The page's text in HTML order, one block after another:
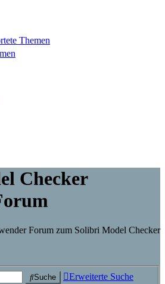
Themen
Checker
Forum zum Solibri Model Checker
Suche Erweiterte Suche